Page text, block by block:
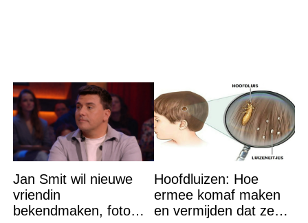
Jan Smit wil nieuwe
vriendin
bekendmaken, foto
Hoofdluizen: Hoe
ermee komaf maken
en vermijden dat ze